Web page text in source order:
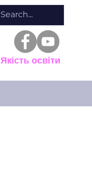
Якість освіти